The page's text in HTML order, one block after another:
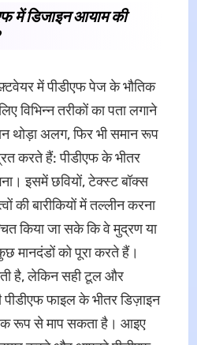
में डिजाइन आयाम की
में पीडीएफ पेज के भौतिक
विभिन्न तरीकों का पता लगाने
थोड़ा अलग, फिर भी समान रूप
करते हैं: पीडीएफ के भीतर
इसमें छवियों, टेक्स्ट बॉक्स
की बारीकियों में तल्लीन करना
किया जा सके कि वे मुद्रण या
मानदंडों को पूरा करते हैं।
है, लेकिन सही टूल और
पीडीएफ फाइल के भीतर डिज़ाइन
रूप से माप सकता है। आइए